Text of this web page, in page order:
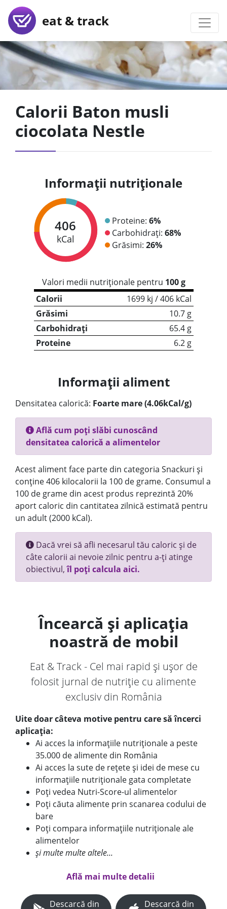
eat & track
Calorii Baton musli
ciocolata Nestle
Informații nutriționale
406
kCal
Proteine: 6%
Carbohidrați: 68%
Grăsimi: 26%
Valori medii nutriționale pentru 100 g
Calorii
1699 kj / 406 kCal
Grăsimi
10.7 g
Carbohidrați
65.4 g
Proteine
6.2 g
Informații aliment
Densitatea calorică: Foarte mare (4.06kCal/g)
Află cum poți slăbi cunoscând
densitatea calorică a alimentelor
Acest aliment face parte din categoria Snackuri și
conține 406 kilocalorii la 100 de grame. Consumul a
100 de grame din acest produs reprezintă 20%
aport caloric din cantitatea zilnică estimată pentru
un adult (2000 kCal).
Dacă vrei să afli necesarul tău caloric și de
câte calorii ai nevoie zilnic pentru a-ți atinge
obiectivul,îl poți calcula aici.
Încearcă și aplicația
noastră de mobil
Eat & Track - Cel mai rapid și ușor de
folosit jurnal de nutriție cu alimente
exclusiv din România
Uite doar câteva motive pentru care să încerci
aplicația:
Ai acces la informațiile nutriționale a peste
35.000 de alimente din România
Ai acces la sute de rețete și idei de mese cu
informațiile nutriționale gata completate
Poți vedea Nutri-Score-ul alimentelor
Poți căuta alimente prin scanarea codului de
bare
Poți compara informațiile nutriționale ale
alimentelor
și multe multe altele...
Află mai multe detalii
Descarcă din Descarcă din